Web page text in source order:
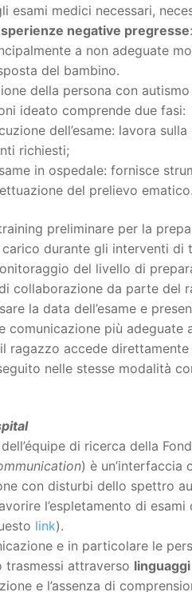
esami medici necessari,
negative pregresse
a non adeguate
del bambino.
della persona con
ideato comprende due fasi:
dell’esame: lavora
richiesti;
in ospedale: fornisce
del prelievo ematico.
preliminare per la
durante gli interventi di
del livello di
collaborazione da parte del
la data dell’esame e
più adeguate
il ragazzo accede
nelle stesse modalità
di ricerca della
) è un’interfaccia
con disturbi dello spettro
l’espletamento di
link).
e in particolare le
trasmessi attraverso
e l’assenza di